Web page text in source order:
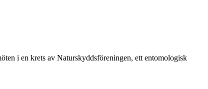
i en krets av Naturskyddsföreningen, ett entomologisk